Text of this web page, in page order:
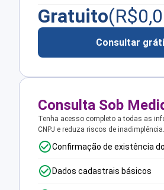
Gratuito(R$
Consultar
Consulta Sob
Tenha acesso completo a todas as
CNPJ e reduza riscos de inadimplência.
Confirmação de existência
Dados cadastrais básicos